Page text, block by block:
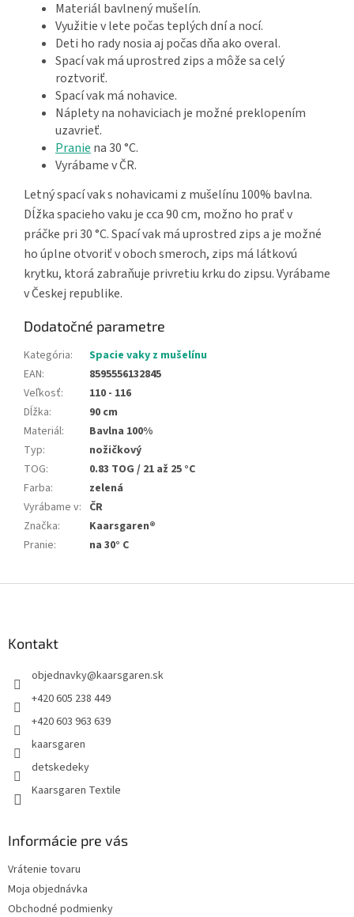
Materiál bavlnený mušelín.
Využitie v lete počas teplých dní a nocí.
Deti ho rady nosia aj počas dňa ako overal.
Spací vak má uprostred zips a môže sa celý
roztvoriť.
Spací vak má nohavice.
Náplety na nohaviciach je možné preklopením
uzavrieť.
Pranie na 30 °C.
Vyrábame v ČR.
Letný spací vak s nohavicami z mušelínu 100% bavlna.
Dĺžka spacieho vaku je cca 90 cm, možno ho prať v
práčke pri 30 °C. Spací vak má uprostred zips a je možné
ho úplne otvoriť v oboch smeroch, zips má látkovú
krytku, ktorá zabraňuje privretiu krku do zipsu. Vyrábame
v Českej republike.
Dodatočné parametre
Kategória:
Spacie vaky z mušelínu
EAN:
8595556132845
Veľkosť:
110 - 116
Dĺžka:
90 cm
Materiál:
Bavlna 100%
Typ:
nožičkový
TOG:
0.83 TOG / 21 až 25 °C
Farba:
zelená
Vyrábame v: ČR
Značka:
Kaarsgaren®
Pranie: na 30° C
Kontakt
objednavky@kaarsgaren.sk
+420 605 238 449
+420 603 963 639
kaarsgaren
detskedeky
Kaarsgaren Textile
Informácie pre vás
Vrátenie tovaru
Moja objednávka
Obchodné podmienky